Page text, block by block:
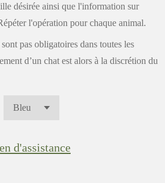
désirée ainsi que l'information sur
l'opération pour chaque animal.
pas obligatoires dans toutes les
d’un chat est alors à la discrétion du
d'assistance